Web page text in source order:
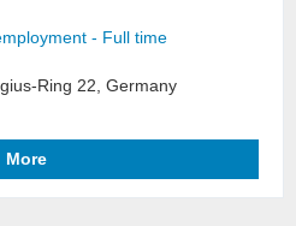
- Full time
Ring 22, Germany
More